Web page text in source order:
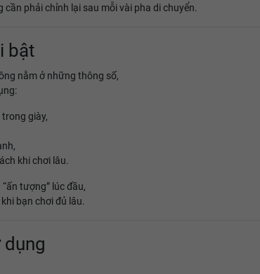
cần phải chỉnh lại sau mỗi vài pha di chuyển.
bật
nằm ở những thông số,
giày,
khi chơi lâu.
tượng” lúc đầu,
bạn chơi đủ lâu.